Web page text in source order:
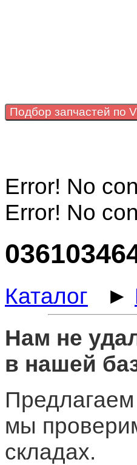
Подбор запчастей по
Error! No
Error! No
Каталог ►
Нам не
в нашей
мы
складах.